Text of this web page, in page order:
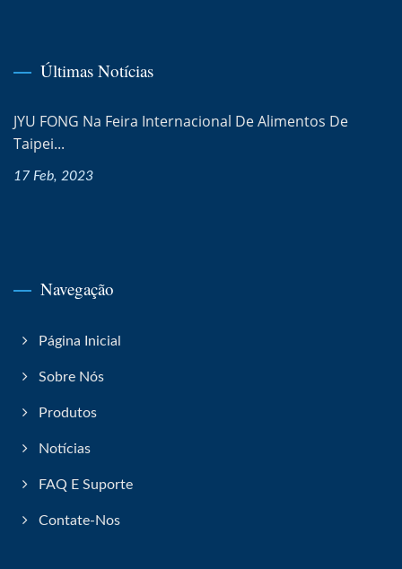
Últimas Notícias
JYU FONG Na Feira Internacional De Alimentos De
Taipei...
17 Feb, 2023
Navegação
Página Inicial
Sobre Nós
Produtos
Notícias
FAQ E Suporte
Contate-Nos